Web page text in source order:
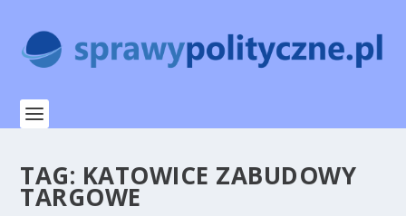
TAG: KATOWICE ZABUDOWY
TARGOWE